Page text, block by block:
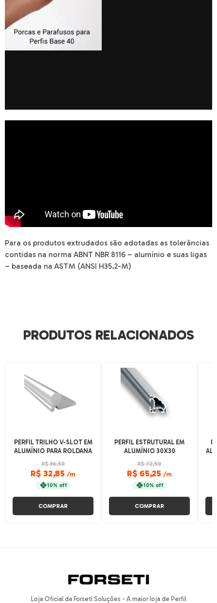
Para os produtos extrudados são adotadas as tolerâncias
contidas na norma ABNT NBR 8116 – alumínio e suas ligas
– baseada na ASTM (ANSI H35.2-M)
PRODUTOS RELACIONADOS
PERFIL TRILHO V-SLOT EM
ALUMÍNIO PARA ROLDANA
R$ 36,50
R$ 32,85/m
10% off
COMPRAR
PERFIL ESTRUTURAL EM
ALUMÍNIO 30X30
ANODIZADO FOSCO
R$ 72,50
R$ 65,25/m
10% off
COMPRAR
Loja Oficial da Forseti Soluções - A maior loja de Perfil